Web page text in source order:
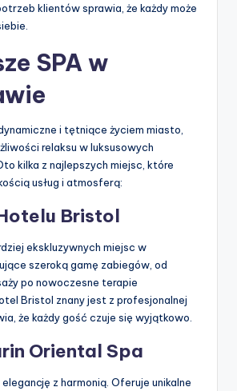
klientów sprawia, że każdy może
SPA w
i tętniące życiem miasto,
relaksu w luksusowych
kilka z najlepszych miejsc, które
usług i atmosferą:
Bristol
ekskluzywnych miejsc w
szeroką gamę zabiegów, od
po nowoczesne terapie
Bristol znany jest z profesjonalnej
że każdy gość czuje się wyjątkowo.
Oriental Spa
z harmonią. Oferuje unikalne